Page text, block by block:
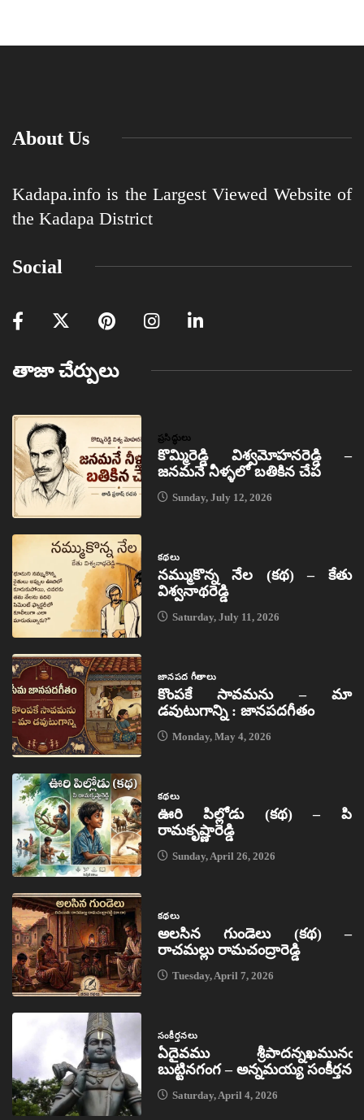
About Us
Kadapa.info is the Largest Viewed Website of
the Kadapa District
Social
తాజా చేర్పులు
ప్రసిద్ధులు
కొమ్మిరెడ్డి విశ్వమోహనరెడ్డి –
జనమనే నీళ్ళలో బతికిన చేప
Sunday, July 12, 2026
కథలు
నమ్ముకొన్న నేల (కథ) – కేతు
విశ్వనాథరెడ్డి
Saturday, July 11, 2026
జానపద గీతాలు
కొంపకే సావమను – మా
డవుటుగాన్ని : జానపదగీతం
Monday, May 4, 2026
కథలు
ఊరి పిల్లోడు (కథ) – పి
రామకృష్ణారెడ్డి
Sunday, April 26, 2026
కథలు
అలసిన గుండెలు (కథ) –
రాచమల్లు రామచంద్రారెడ్డి
Tuesday, April 7, 2026
సంకీర్తనలు
ఏదైవము శ్రీపాదన్నఖమునఁ
బుట్టినగంగ – అన్నమయ్య సంకీర్తన
Saturday, April 4, 2026